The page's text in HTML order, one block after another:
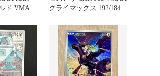
ド VMAX
クライマックス 192/184